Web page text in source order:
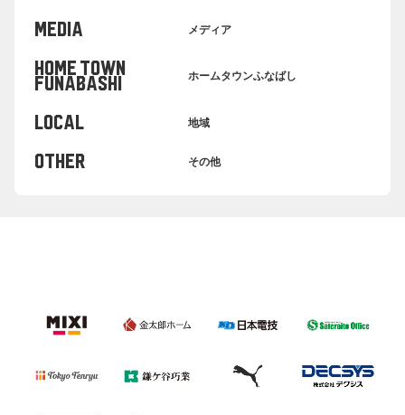
MEDIA メディア
HOME TOWN
FUNABASHI ホームタウンふなばし
LOCAL 地域
OTHER その他